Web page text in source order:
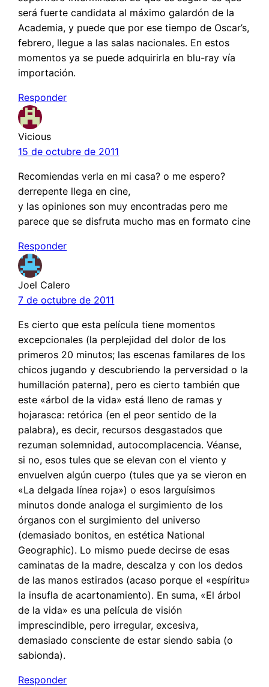
será fuerte candidata al máximo galardón de la
Academia, y puede que por ese tiempo de Oscar’s,
febrero, llegue a las salas nacionales. En estos
momentos ya se puede adquirirla en blu-ray vía
importación.
Responder
Vicious
15 de octubre de 2011
Recomiendas verla en mi casa? o me espero?
derrepente llega en cine,
y las opiniones son muy encontradas pero me
parece que se disfruta mucho mas en formato cine
Responder
Joel Calero
7 de octubre de 2011
Es cierto que esta película tiene momentos
excepcionales (la perplejidad del dolor de los
primeros 20 minutos; las escenas familares de los
chicos jugando y descubriendo la perversidad o la
humillación paterna), pero es cierto también que
este «árbol de la vida» está lleno de ramas y
hojarasca: retórica (en el peor sentido de la
palabra), es decir, recursos desgastados que
rezuman solemnidad, autocomplacencia. Véanse,
si no, esos tules que se elevan con el viento y
envuelven algún cuerpo (tules que ya se vieron en
«La delgada línea roja») o esos larguísimos
minutos donde analoga el surgimiento de los
órganos con el surgimiento del universo
(demasiado bonitos, en estética National
Geographic). Lo mismo puede decirse de esas
caminatas de la madre, descalza y con los dedos
de las manos estirados (acaso porque el «espíritu»
la insufla de acartonamiento). En suma, «El árbol
de la vida» es una película de visión
imprescindible, pero irregular, excesiva,
demasiado consciente de estar siendo sabia (o
sabionda).
Responder